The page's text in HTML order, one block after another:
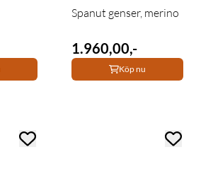
Spanut genser, merino
1.960,00,-
Köp nu